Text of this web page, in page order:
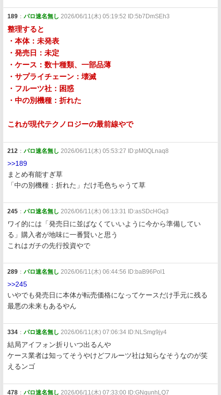
189 ： パロ速名無し 2026/06/11(木) 05:19:52 ID:5b7DmSEh3
整理すると
・本体：未発表
・発売日：未定
・ケース：数十種類、一部品薄
・サプライチェーン：壊滅
・フルーツ社：困惑
・中の別機種：折れた
これが現代テクノロジーの最前線やで
212 ： パロ速名無し 2026/06/11(木) 05:53:27 ID:pM0QLnaq8
>>189
まとめ有能すぎ草
「中の別機種：折れた」だけ毛色ちゃうて草
245 ： パロ速名無し 2026/06/11(木) 06:13:31 ID:asSDcHGq3
ワイ的には「発売日に並ばなくていいように今から準備してい
る」購入者が地味に一番賢いと思う
これはガチの先行投資やで
289 ： パロ速名無し 2026/06/11(木) 06:44:56 ID:baB96Pol1
>>245
いやでも発売日に本体が転売価格になってケースだけ手元に残る
最悪の未来もあるやん
334 ： パロ速名無し 2026/06/11(木) 07:06:34 ID:NLSmg9jy4
結局アイフォン折りいつ出るんや
ケース業者は知ってそうやけどフルーツ社は知らなそうなのが笑
えるンゴ
478 ： パロ速名無し 2026/06/11(木) 07:33:00 ID:GNqunhLQ7